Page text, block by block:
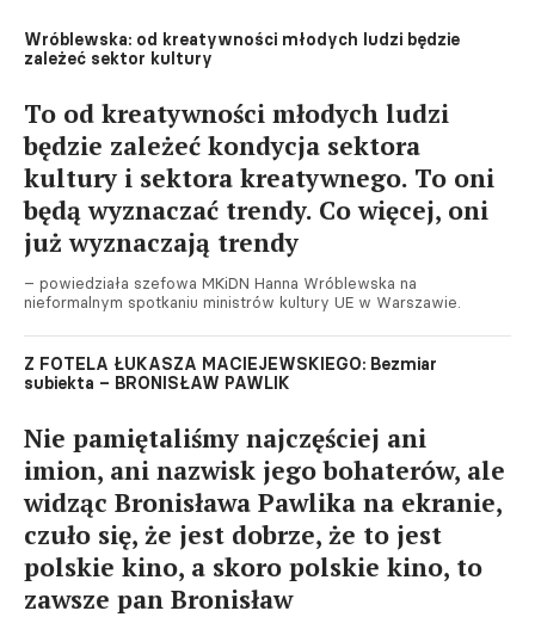
Wróblewska: od kreatywności młodych ludzi będzie
zależeć sektor kultury
To od kreatywności młodych ludzi
będzie zależeć kondycja sektora
kultury i sektora kreatywnego. To oni
będą wyznaczać trendy. Co więcej, oni
już wyznaczają trendy
– powiedziała szefowa MKiDN Hanna Wróblewska na
nieformalnym spotkaniu ministrów kultury UE w Warszawie.
Z FOTELA ŁUKASZA MACIEJEWSKIEGO: Bezmiar
subiekta – BRONISŁAW PAWLIK
Nie pamiętaliśmy najczęściej ani
imion, ani nazwisk jego bohaterów, ale
widząc Bronisława Pawlika na ekranie,
czuło się, że jest dobrze, że to jest
polskie kino, a skoro polskie kino, to
zawsze pan Bronisław